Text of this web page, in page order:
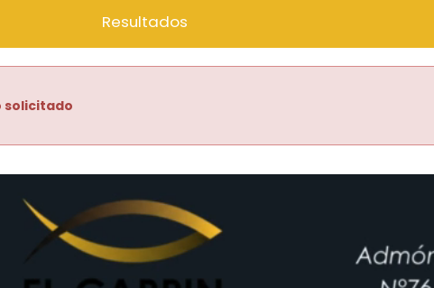
Resultados
solicitado